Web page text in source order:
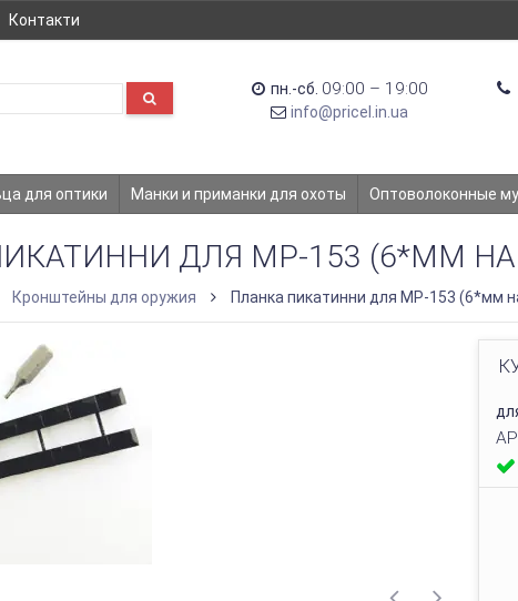
Контакти
пн.-сб. 09:00 – 19:00
info@pricel.in.ua
для оптики Манки и приманки для охоты Оптоволоконные
ДЛЯ МР-153 (6*ММ
Кронштейны для оружия Планка пикатинни для МР-153 (6*мм